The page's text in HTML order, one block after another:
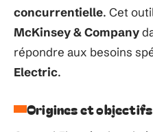
concurrentielle. Cet
McKinsey & Company
répondre aux besoins
Electric.
Origines et objectifs